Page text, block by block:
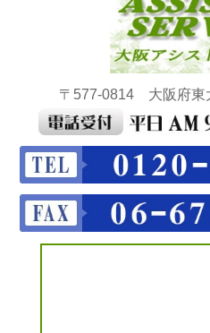
〒577-0814 大阪府東